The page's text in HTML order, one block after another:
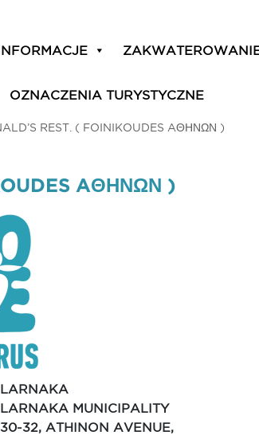
OZNACZENIA TURYSTYCZNE
REST. ( FOINIKOUDES AΘΗΝΩΝ )
AΘΗΝΩΝ )
LARNAKA
LARNAKA MUNICIPALITY
30-32, ATHINON AVENUE,